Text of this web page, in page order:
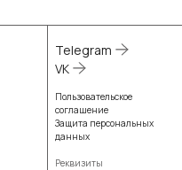
Telegram
VK
Пользовательское
соглашение
Защита персональных
данных
Реквизиты